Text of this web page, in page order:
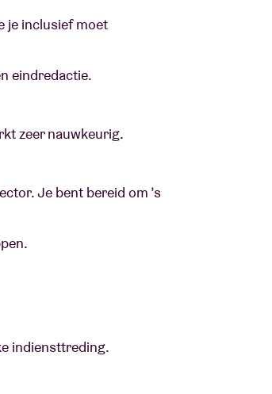
je inclusief moet
eindredactie.
zeer nauwkeurig.
Je bent bereid om ’s
indiensttreding.